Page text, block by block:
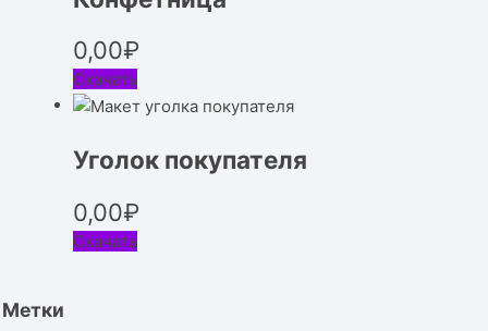
0,00₽
Скачать
Уголок покупателя
0,00₽
Скачать
Метки